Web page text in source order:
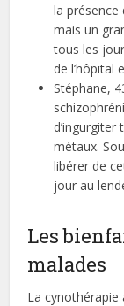
la présence
mais un
tous les
de l’hôpital
Stéphane,
métaux.
libérer de
jour au
Les
malades
La